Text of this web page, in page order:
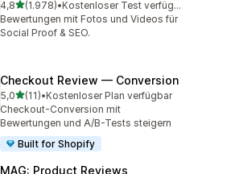
4,8von 5 Sternen
(1.978)
1978 Rezensionen insgesamt
•
Kostenloser Test verfügbar
Bewertungen mit Fotos und Videos für
Social Proof & SEO.
Checkout Review — Conversion
5,0von 5 Sternen
(11)
11 Rezensionen insgesamt
•Kostenloser Plan verfügbar
Checkout-Conversion mit
Bewertungen und A/B-Tests steigern
Built for Shopify
MAG: Product Reviews